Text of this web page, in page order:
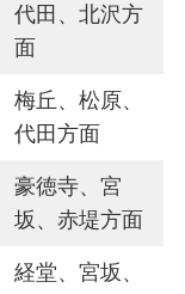
代田、北沢方
面
梅丘、松原、
代田方面
豪徳寺、宮
坂、赤堤方面
経堂、宮坂、